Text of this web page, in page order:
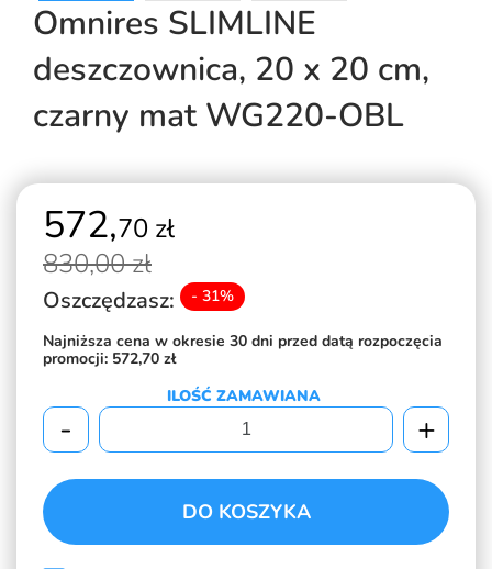
Omnires SLIMLINE
deszczownica, 20 x 20 cm,
czarny mat WG220-OBL
572,70 zł
830,00 zł
Oszczędzasz: - 31%
Najniższa cena w okresie 30 dni przed datą rozpoczęcia
promocji: 572,70 zł
ILOŚĆ ZAMAWIANA
- +
DO KOSZYKA